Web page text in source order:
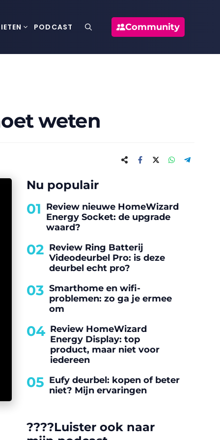
PODCAST Community
weten
Nu populair
01 Review nieuwe HomeWizard
Energy Socket: de upgrade
waard?
02 Review Ring Batterij
Videodeurbel Pro: is deze
deurbel echt pro?
03 Smarthome en wifi-
problemen: zo ga je ermee
om
04 Review HomeWizard
Energy Display: top
product, maar niet voor
iedereen
05 Eufy deurbel: kopen of beter
niet? Mijn ervaringen
????️Luister ook naar